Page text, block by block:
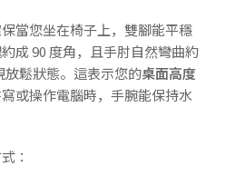
當您坐在椅子上，雙腳能平穩
成 90 度角，且手肘自然彎曲約
放鬆狀態。這表示您的桌面高度
或操作電腦時，手腕能保持水
：